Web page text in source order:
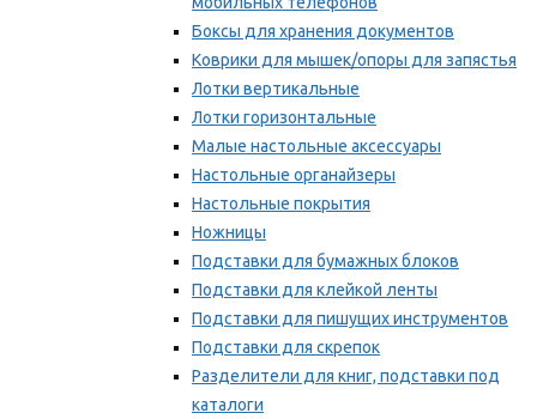
Боксы для хранения документов
Коврики для мышек/опоры для запястья
Лотки вертикальные
Лотки горизонтальные
Малые настольные аксессуары
Настольные органайзеры
Настольные покрытия
Ножницы
Подставки для бумажных блоков
Подставки для клейкой ленты
Подставки для пишущих инструментов
Подставки для скрепок
Разделители для книг, подставки под
каталоги